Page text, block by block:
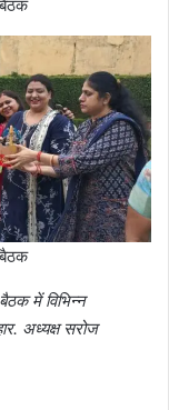
बैठक
बैठक
में विभिन्न
अध्यक्ष सरोज